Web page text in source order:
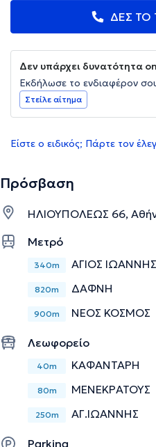
ΔΕΣ
Δεν υπάρχει δυνατότητα
Εκδήλωσε το ενδιαφέρον
Στείλε αίτημα
Είστε ο ειδικός; Πάρτε τον
Πρόσβαση
ΗΛΙΟΥΠΟΛΕΩΣ 66,
Μετρό
340m ΑΓΙΟΣ ΙΩΑΝΝΗΣ
820m ΔΑΦΝΗ
900m ΝΕΟΣ ΚΟΣΜΟΣ
Λεωφορείο
40m ΚΑΦΑΝΤΑΡΗ
80m ΜΕΝΕΚΡΑΤΟΥΣ
250m ΑΓ.ΙΩΑΝΝΗΣ
Parking